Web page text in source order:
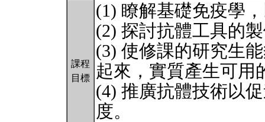
課程
目標
(1) 瞭解基礎免疫學
(2) 探討抗體工具的
(3) 使修課的研究生
起來，實質產生可用
(4) 推廣抗體技術以
度。